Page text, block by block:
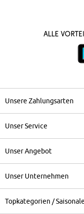
Alle
Unsere Zahlungsarten
Unser Service
Unser Angebot
Unser Unternehmen
Topkategorien /